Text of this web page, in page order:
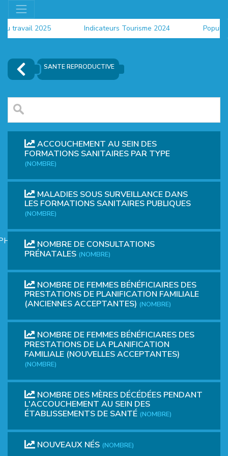
travail 2025 Indicateurs Tourisme 2024
SANTE REPRODUCTIVE
ACCOUCHEMENT AU SEIN DES
FORMATIONS SANITAIRES PAR TYPE
(NOMBRE)
MALADIES SOUS SURVEILLANCE DANS
LES FORMATIONS SANITAIRES PUBLIQUES
(NOMBRE)
NOMBRE DE CONSULTATIONS
PRÉNATALES (NOMBRE)
NOMBRE DE FEMMES BÉNÉFICIAIRES DES
PRESTATIONS DE PLANIFICATION FAMILIALE
(ANCIENNES ACCEPTANTES) (NOMBRE)
NOMBRE DE FEMMES BÉNÉFICIARES DES
PRESTATIONS DE LA PLANIFICATION
FAMILIALE (NOUVELLES ACCEPTANTES)
(NOMBRE)
NOMBRE DES MÈRES DÉCÉDÉES PENDANT
L'ACCOUCHEMENT AU SEIN DES
ÉTABLISSEMENTS DE SANTÉ (NOMBRE)
NOUVEAUX NÉS (NOMBRE)